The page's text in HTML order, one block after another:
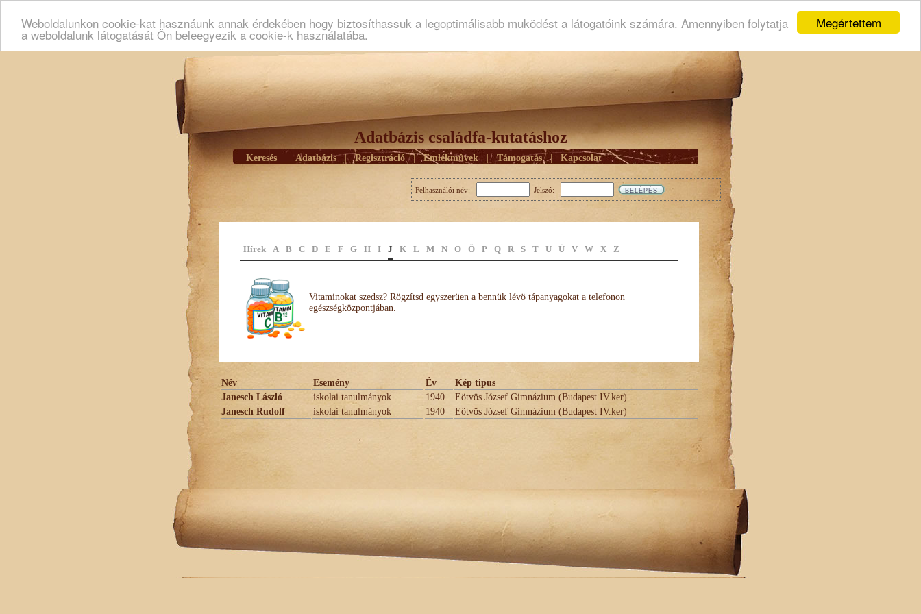
Megértettem
Weboldalunkon cookie-kat hasznáunk annak érdekében hogy biztosíthassuk a legoptimálisabb muködést a látogatóink számára. Amennyiben folytatja
a weboldalunk látogatását Ön beleegyezik a cookie-k használatába.
Adatbázis családfa-kutatáshoz
Keresés Adatbázis | Regisztráció | Emlékmûvek | Támogatás | Kapcsolat
Felhasználói név: Jelszó:
Hírek A B C D E F G H I J K L M N O Ö P Q R S T U Ü V W X Z
Vitaminokat szedsz? Rögzítsd egyszerüen a bennük lévö tápanyagokat a telefonon
egészségközpontjában.
Név Esemény Év
Kép tipus
Janesch László
iskolai tanulmányok 1940
Eötvös József Gimnázium (Budapest IV.ker)
Janesch Rudolf
iskolai tanulmányok 1940 Eötvös József Gimnázium (Budapest IV.ker)